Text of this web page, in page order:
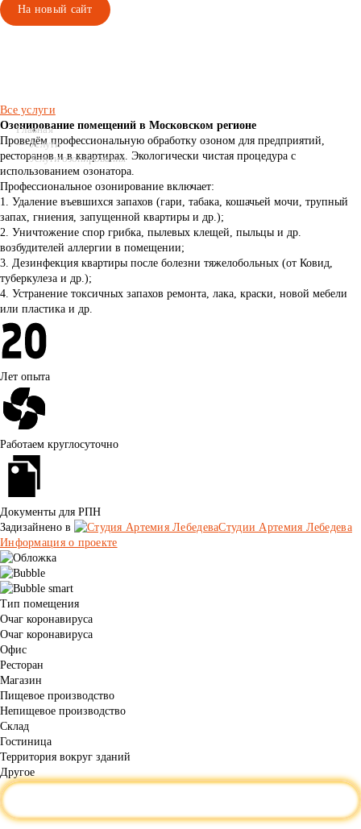
На новый сайт
Главная
—Услуги
—Услуги озонирования
Все услуги
Озонирование помещений в Московском регионе
Проведём профессиональную обработку озоном для предприятий,
ресторанов и в квартирах. Экологически чистая процедура с
использованием озонатора.
Профессиональное озонирование включает:
1. Удаление въевшихся запахов (гари, табака, кошачьей мочи, трупный
запах, гниения, запущенной квартиры и др.);
2. Уничтожение спор грибка, пылевых клещей, пыльцы и др.
возбудителей аллергии в помещении;
3. Дезинфекция квартиры после болезни тяжелобольных (от Ковид,
туберкулеза и др.);
4. Устранение токсичных запахов ремонта, лака, краски, новой мебели
или пластика и др.
Лет опыта
Работаем круглосуточно
Документы для РПН
Задизайнено в
Студии Артемия Лебедева
Информация о проекте
Тип помещения
Очаг коронавируса
Очаг коронавируса
Офис
Ресторан
Магазин
Пищевое производство
Непищевое производство
Склад
Гостиница
Территория вокруг зданий
Другое